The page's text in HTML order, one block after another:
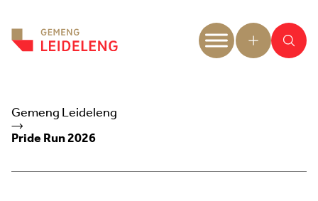
Gemeng Leideleng
Pride Run 2026